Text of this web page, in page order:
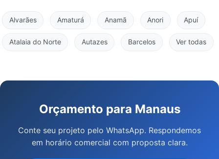
Alvarães Amaturá Anamã Anori Apuí
Atalaia do Norte Autazes Barcelos Ver todas
Orçamento para Manaus
Conte seu projeto pelo WhatsApp. Respondemos
em horário comercial com proposta clara.